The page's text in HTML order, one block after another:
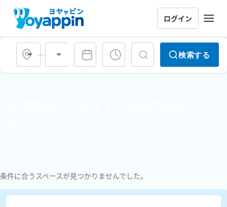
ログイン
会場タイプ 検索する
条件に合うスペースが見つかりませんでした。